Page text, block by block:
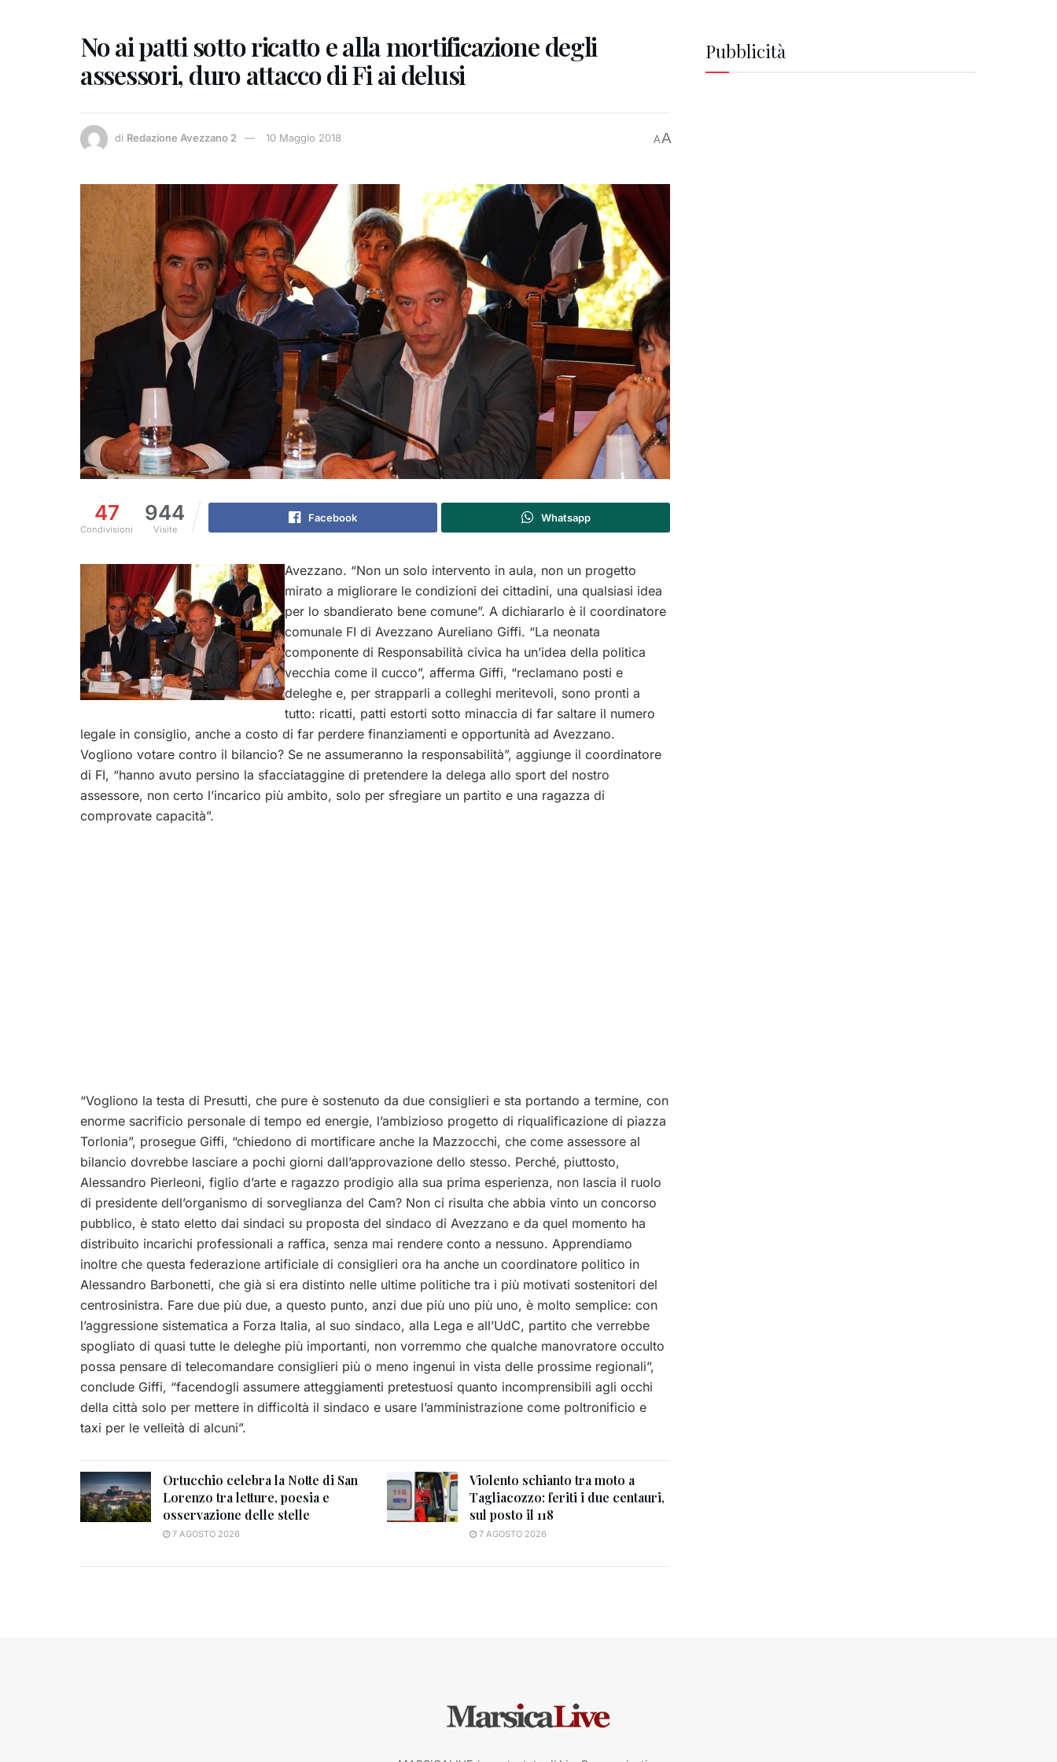
No ai patti sotto ricatto e alla mortificazione degli
assessori, duro attacco di Fi ai delusi
di Redazione Avezzano 2 10 Maggio 2018 AA
47
Condivisioni
944
Visite
Facebook Whatsapp
Avezzano. “Non un solo intervento in aula, non un progetto
mirato a migliorare le condizioni dei cittadini, una qualsiasi idea
per lo sbandierato bene comune”. A dichiararlo è il coordinatore
comunale FI di Avezzano Aureliano Giffi. “La neonata
componente di Responsabilità civica ha un’idea della politica
vecchia come il cucco”, afferma Giffi, “reclamano posti e
deleghe e, per strapparli a colleghi meritevoli, sono pronti a
tutto: ricatti, patti estorti sotto minaccia di far saltare il numero
legale in consiglio, anche a costo di far perdere finanziamenti e opportunità ad Avezzano.
Vogliono votare contro il bilancio? Se ne assumeranno la responsabilità”, aggiunge il coordinatore
di FI, “hanno avuto persino la sfacciataggine di pretendere la delega allo sport del nostro
assessore, non certo l’incarico più ambito, solo per sfregiare un partito e una ragazza di
comprovate capacità”.
“Vogliono la testa di Presutti, che pure è sostenuto da due consiglieri e sta portando a termine, con
enorme sacrificio personale di tempo ed energie, l’ambizioso progetto di riqualificazione di piazza
Torlonia”, prosegue Giffi, “chiedono di mortificare anche la Mazzocchi, che come assessore al
bilancio dovrebbe lasciare a pochi giorni dall’approvazione dello stesso. Perché, piuttosto,
Alessandro Pierleoni, figlio d’arte e ragazzo prodigio alla sua prima esperienza, non lascia il ruolo
di presidente dell’organismo di sorveglianza del Cam? Non ci risulta che abbia vinto un concorso
pubblico, è stato eletto dai sindaci su proposta del sindaco di Avezzano e da quel momento ha
distribuito incarichi professionali a raffica, senza mai rendere conto a nessuno. Apprendiamo
inoltre che questa federazione artificiale di consiglieri ora ha anche un coordinatore politico in
Alessandro Barbonetti, che già si era distinto nelle ultime politiche tra i più motivati sostenitori del
centrosinistra. Fare due più due, a questo punto, anzi due più uno più uno, è molto semplice: con
l’aggressione sistematica a Forza Italia, al suo sindaco, alla Lega e all’UdC, partito che verrebbe
spogliato di quasi tutte le deleghe più importanti, non vorremmo che qualche manovratore occulto
possa pensare di telecomandare consiglieri più o meno ingenui in vista delle prossime regionali”,
conclude Giffi, “facendogli assumere atteggiamenti pretestuosi quanto incomprensibili agli occhi
della città solo per mettere in difficoltà il sindaco e usare l’amministrazione come poltronificio e
taxi per le velleità di alcuni”.
Ortucchio celebra la Notte di San
Lorenzo tra letture, poesia e
osservazione delle stelle
7 AGOSTO 2026
Violento schianto tra moto a
Tagliacozzo: feriti i due centauri,
sul posto il 118
7 AGOSTO 2026
Pubblicità